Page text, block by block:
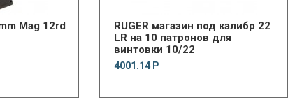
Mag 12rd
RUGER магазин под калибр 22
LR на 10 патронов для
винтовки 10/22
4001.14 Р